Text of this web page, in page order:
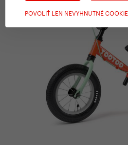
POVOLIŤ LEN NEVYHNUTNÉ